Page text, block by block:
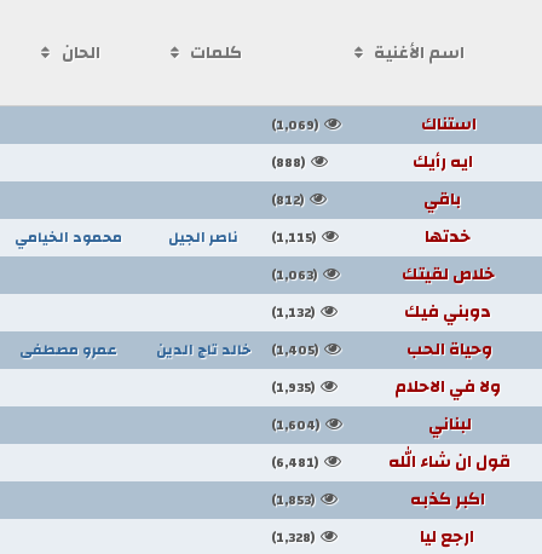
اسم الأغنية كلمات الحان
استناك (1,069)
ايه رأيك (888)
باقي (812)
خدتها (1,115) ناصر الجيل محمود الخيامي
خلاص لقيتك (1,063)
دوبني فيك (1,132)
وحياة الحب (1,405) خالد تاج الدين عمرو مصطفى
ولا في الاحلام (1,935)
لبناني (1,604)
قول ان شاء الله (6,481)
اكبر كذبه (1,853)
ارجع ليا (1,328)